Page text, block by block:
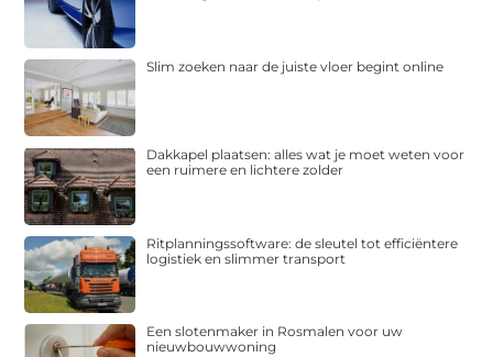
Slim zoeken naar de juiste vloer begint online
Dakkapel plaatsen: alles wat je moet weten voor
een ruimere en lichtere zolder
Ritplanningssoftware: de sleutel tot efficiëntere
logistiek en slimmer transport
Een slotenmaker in Rosmalen voor uw
nieuwbouwwoning